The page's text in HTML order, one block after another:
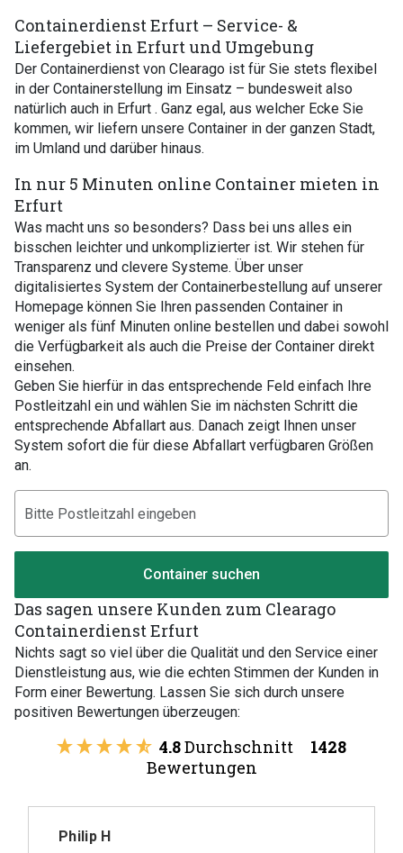
Containerdienst Erfurt – Service- &
Liefergebiet in Erfurt und Umgebung
Der Containerdienst von Clearago ist für Sie stets flexibel
in der Containerstellung im Einsatz – bundesweit also
natürlich auch in Erfurt . Ganz egal, aus welcher Ecke Sie
kommen, wir liefern unsere Container in der ganzen Stadt,
im Umland und darüber hinaus.
In nur 5 Minuten online Container mieten in
Erfurt
Was macht uns so besonders? Dass bei uns alles ein
bisschen leichter und unkomplizierter ist. Wir stehen für
Transparenz und clevere Systeme. Über unser
digitalisiertes System der Containerbestellung auf unserer
Homepage können Sie Ihren passenden Container in
weniger als fünf Minuten online bestellen und dabei sowohl
die Verfügbarkeit als auch die Preise der Container direkt
einsehen.
Geben Sie hierfür in das entsprechende Feld einfach Ihre
Postleitzahl ein und wählen Sie im nächsten Schritt die
entsprechende Abfallart aus. Danach zeigt Ihnen unser
System sofort die für diese Abfallart verfügbaren Größen
an.
Container suchen
Das sagen unsere Kunden zum Clearago
Containerdienst Erfurt
Nichts sagt so viel über die Qualität und den Service einer
Dienstleistung aus, wie die echten Stimmen der Kunden in
Form einer Bewertung. Lassen Sie sich durch unsere
positiven Bewertungen überzeugen:
4.8Durchschnitt
1428
Bewertungen
Philip H